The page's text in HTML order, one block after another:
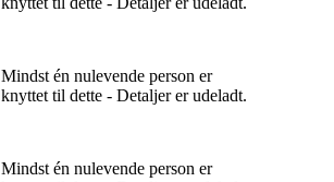
Mindst én nulevende person er
knyttet til dette - Detaljer er udeladt.
Mindst én nulevende person er